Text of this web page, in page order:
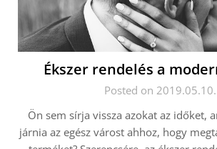
Ékszer rendelés a
Posted on 2019.05.10.
Ön sem sírja vissza azokat az időket,
járnia az egész várost ahhoz, hogy